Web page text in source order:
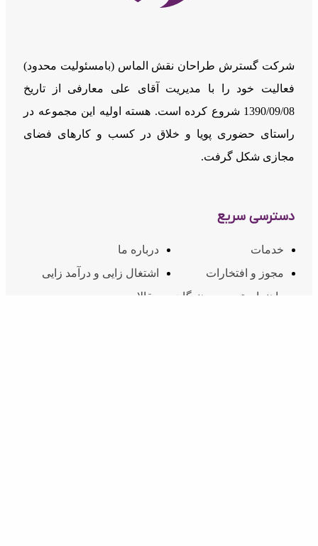
شرکت گسترش طراحان نقش الماس (بامسئوليت محدود)
فعالیت خود را با مدیریت آقای علی معارفی از تاریخ
1390/09/08 شروع کرده است. هسته اولیه این مجموعه در
راستای حضوری پویا و خلاق در کسب و کارهای فضای
مجازی شکل گرفت.
دسترسی سریع
خدمات
درباره ما
مجوز و افتخارات
اشتغال زایی و درآمد زایی
راهنمای توسعه دهندگان
مقالات